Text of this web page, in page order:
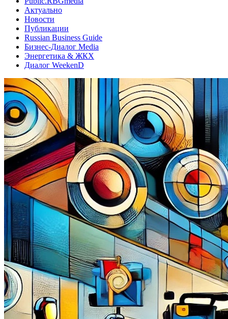
Актуально
Новости
Публикации
Russian Business Guide
Бизнес-Диалог Media
Энергетика & ЖКХ
Диалог WeekenD